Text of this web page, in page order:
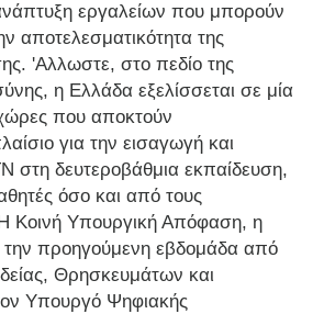
εργαλείων που μπορούν
αποτελεσματικότητα της
'Αλλωστε, στο πεδίο της
η Ελλάδα εξελίσσεται σε μία
που αποκτούν
για την εισαγωγή και
στη δευτεροβάθμια εκπαίδευση,
όσο και από τους
Η Κοινή Υπουργική Απόφαση, η
προηγούμενη εβδομάδα από
Θρησκευμάτων και
Υπουργό Ψηφιακής